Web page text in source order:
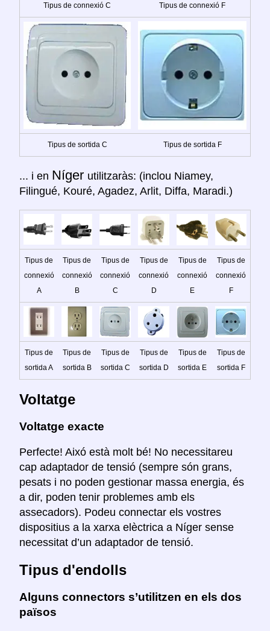
Tipus de connexió C Tipus de connexió F
Tipus de sortida C Tipus de sortida F
... i en Níger utilitzaràs: (inclou Niamey,
Filingué, Kouré, Agadez, Arlit, Diffa, Maradi.)
Tipus de
connexió
A
Tipus de
connexió
B
Tipus de
connexió
C
Tipus de
connexió
D
Tipus de
connexió
E
Tipus de
connexió
F
Tipus de
sortida A
Tipus de
sortida B
Tipus de
sortida C
Tipus de
sortida D
Tipus de
sortida E
Tipus de
sortida F
Voltatge
Voltatge exacte
Perfecte! Aixó està molt bé! No necessitareu
cap adaptador de tensió (sempre són grans,
pesats i no poden gestionar massa energia, és
a dir, poden tenir problemes amb els
assecadors). Podeu connectar els vostres
dispositius a la xarxa elèctrica a Níger sense
necessitat d’un adaptador de tensió.
Tipus d'endolls
Alguns connectors s’utilitzen en els dos
països